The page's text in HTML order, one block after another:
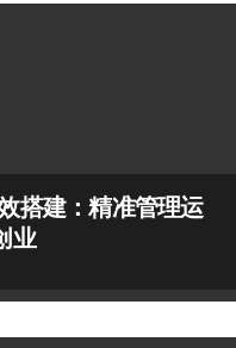
搭建：精准管理运
业